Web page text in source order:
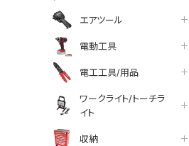
エアツール
電動工具
電工工具/用品
ワークライト/トーチラ
イト
収納